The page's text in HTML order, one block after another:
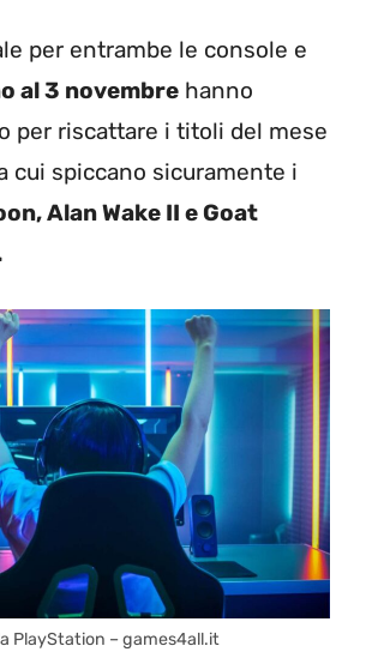
per entrambe le console e
al 3 novembre hanno
per riscattare i titoli del mese
cui spiccano sicuramente i
Alan Wake II e Goat
PlayStation – games4all.it